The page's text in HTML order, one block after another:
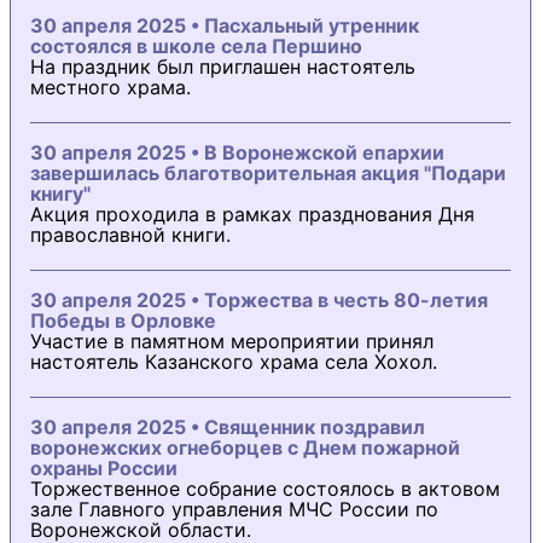
30 апреля 2025 • Пасхальный утренник
состоялся в школе села Першино
На праздник был приглашен настоятель
местного храма.
30 апреля 2025 • В Воронежской епархии
завершилась благотворительная акция "Подари
книгу"
Акция проходила в рамках празднования Дня
православной книги.
30 апреля 2025 • Торжества в честь 80-летия
Победы в Орловке
Участие в памятном мероприятии принял
настоятель Казанского храма села Хохол.
30 апреля 2025 • Священник поздравил
воронежских огнеборцев с Днем пожарной
охраны России
Торжественное собрание состоялось в актовом
зале Главного управления МЧС России по
Воронежской области.